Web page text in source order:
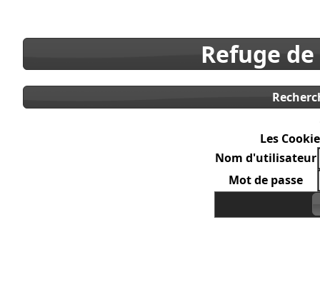
Refuge
Les
Nom d'utilisateur
Mot de passe